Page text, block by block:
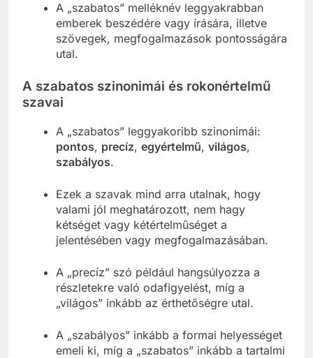
A „szabatos” melléknév leggyakrabban
emberek beszédére vagy írására, illetve
szövegek, megfogalmazások pontosságára
utal.
A szabatos szinonimái és rokonértelmű
szavai
A „szabatos” leggyakoribb szinonimái:
pontos, precíz, egyértelmű, világos,
szabályos.
Ezek a szavak mind arra utalnak, hogy
valami jól meghatározott, nem hagy
kétséget vagy kétértelműséget a
jelentésében vagy megfogalmazásában.
A „precíz” szó például hangsúlyozza a
részletekre való odafigyelést, míg a
„világos” inkább az érthetőségre utal.
A „szabályos” inkább a formai helyességet
emeli ki, míg a „szabatos” inkább a tartalmi